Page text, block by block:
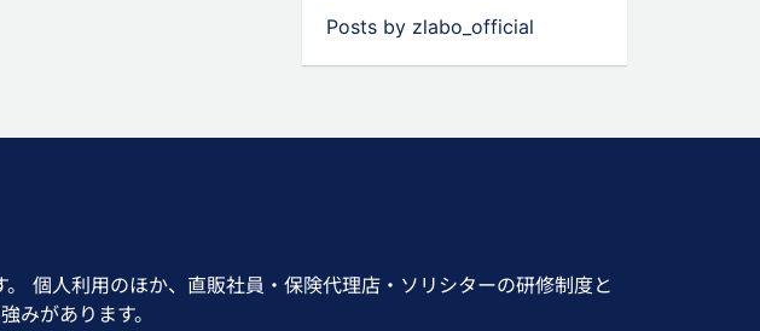
Posts by zlabo_official
個人利用のほか、直販社員・保険代理店・ソリシターの研修制度と
みがあります。